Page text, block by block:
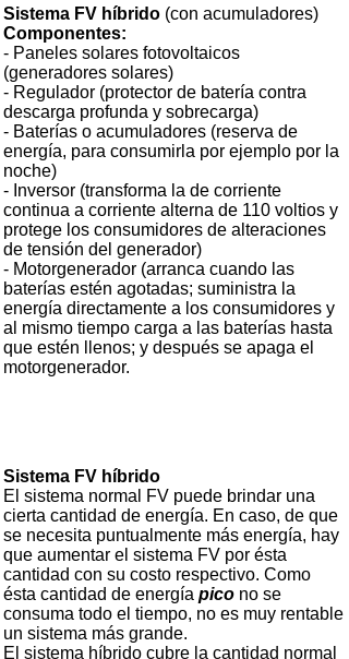
Sistema FV híbrido (con acumuladores)
Componentes:
- Paneles solares fotovoltaicos
(generadores solares)
- Regulador (protector de batería contra
descarga profunda y sobrecarga)
- Baterías o acumuladores (reserva de
energía, para consumirla por ejemplo por la
noche)
- Inversor (transforma la de corriente
continua a corriente alterna de 110 voltios y
protege los consumidores de alteraciones
de tensión del generador)
- Motorgenerador (arranca cuando las
baterías estén agotadas; suministra la
energía directamente a los consumidores y
al mismo tiempo carga a las baterías hasta
que estén llenos; y después se apaga el
motorgenerador.
Sistema FV híbrido
El sistema normal FV puede brindar una
cierta cantidad de energía. En caso, de que
se necesita puntualmente más energía, hay
que aumentar el sistema FV por ésta
cantidad con su costo respectivo. Como
ésta cantidad de energía pico no se
consuma todo el tiempo, no es muy rentable
un sistema más grande.
El sistema híbrido cubre la cantidad normal